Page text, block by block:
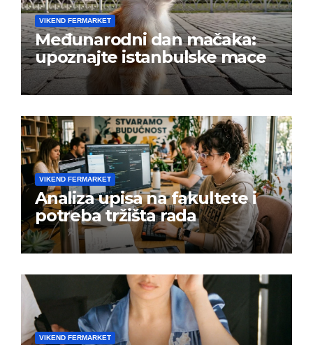
VIKEND FERMARKET
Međunarodni dan mačaka:
upoznajte istanbulske mace
VIKEND FERMARKET
Analiza upisa na fakultete i
potreba tržišta rada
VIKEND FERMARKET